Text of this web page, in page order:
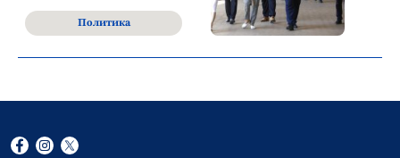
Политика